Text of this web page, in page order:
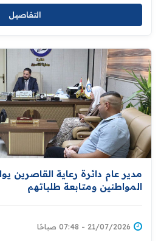
التفاصيل
مدير عام دائرة رعاية القاصرين
المواطنين ومتابعة طلباتهم
21/07/2026 - 07:48 صباحًا